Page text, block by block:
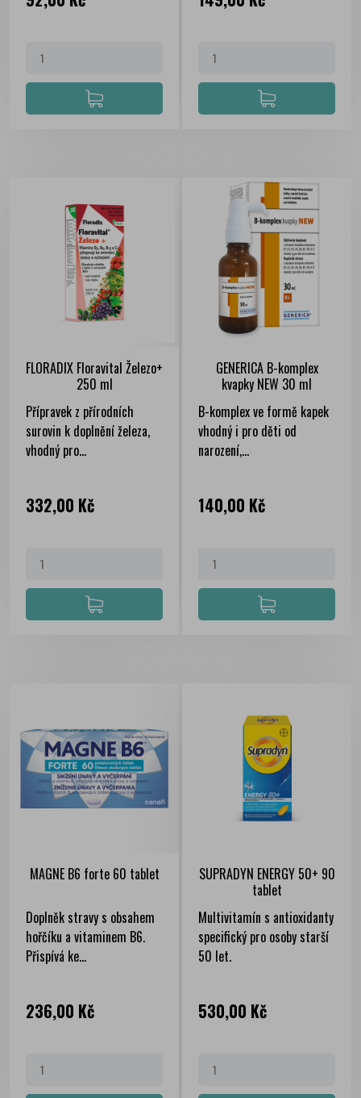
FLORADIX Floravital Železo+
250 ml
Přípravek z přírodních
surovin k doplnění železa,
vhodný pro...
Cena
332,00 Kč
GENERICA B-komplex
kvapky NEW 30 ml
B-komplex ve formě kapek
vhodný i pro děti od
narození,...
Cena
140,00 Kč
MAGNE B6 forte 60 tablet
Doplněk stravy s obsahem
hořčíku a vitaminem B6.
Přispívá ke...
Cena
236,00 Kč
SUPRADYN ENERGY 50+ 90
tablet
Multivitamín s antioxidanty
specifický pro osoby starší
50 let.
Cena
530,00 Kč